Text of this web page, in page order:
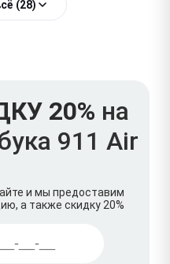
(28)
20% на
911 Air
и мы предоставим
а также скидку 20%